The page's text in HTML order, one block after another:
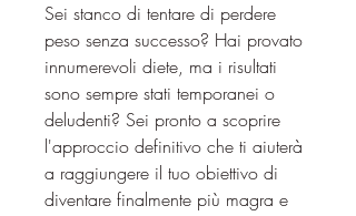
Sei stanco di tentare di perdere
peso senza successo? Hai provato
innumerevoli diete, ma i risultati
sono sempre stati temporanei o
deludenti? Sei pronto a scoprire
l'approccio definitivo che ti aiuterà
a raggiungere il tuo obiettivo di
diventare finalmente più magra e